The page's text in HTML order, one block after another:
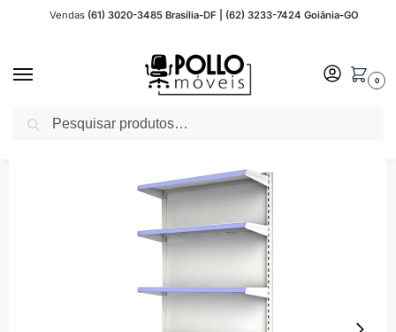
Vendas (61) 3020-3485 Brasília-DF | (62) 3233-7424 Goiânia-GO
0
Início Gôndolas de Aço / Parede